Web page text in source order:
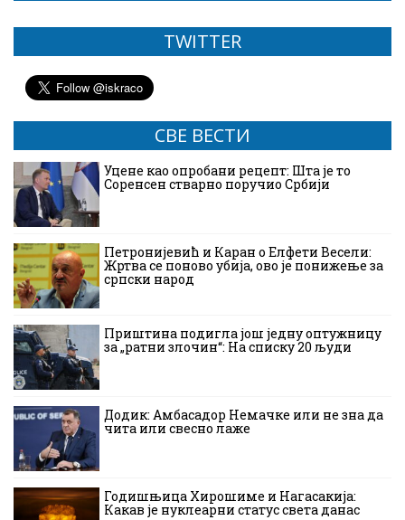
TWITTER
СВЕ ВЕСТИ
Уцене као опробани рецепт: Шта је то
Соренсен стварно поручио Србији
Петронијевић и Каран о Елфети Весели:
Жртва се поново убија, ово је понижење за
српски народ
Приштина подигла још једну оптужницу
за „ратни злочин“: На списку 20 људи
Додик: Амбасадор Немачке или не зна да
чита или свесно лаже
Годишњица Хирошиме и Нагасакија:
Какав је нуклеарни статус света данас